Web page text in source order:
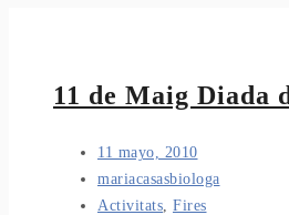
11 de Maig Diada
11 mayo, 2010
mariacasasbiologa
Activitats Fires